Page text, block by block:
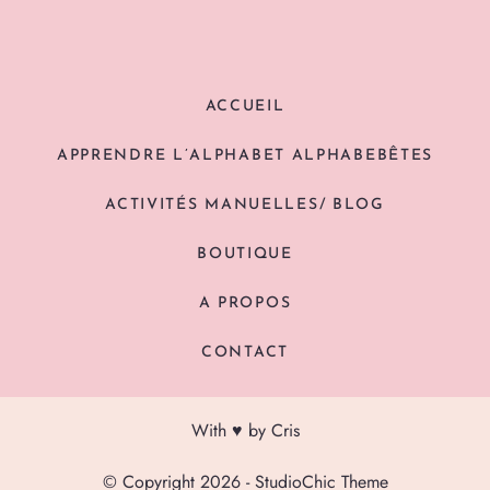
ACCUEIL
APPRENDRE L’ALPHABET ALPHABEBÊTES
ACTIVITÉS MANUELLES/ BLOG
BOUTIQUE
A PROPOS
CONTACT
With ♥ by Cris
© Copyright 2026 - StudioChic Theme